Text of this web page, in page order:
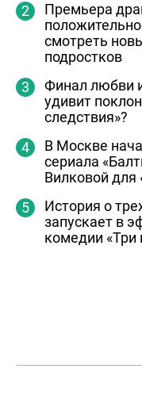
Премьера
смотреть
подростков
Финал любви
удивит
следствия»?
В Москве
сериала
Вилковой для
История о
запускает в
комедии «Три